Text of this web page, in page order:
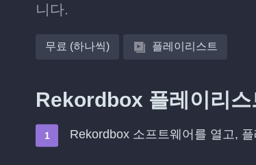
니다.
무료 (하나씩) 플레이리스트
Rekordbox 플레이리스
Rekordbox 소프트웨어를 열고,